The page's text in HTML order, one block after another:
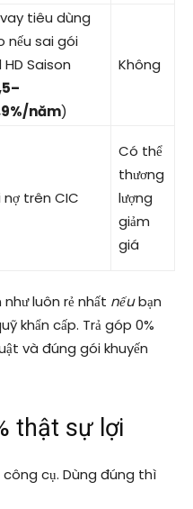
tiêu dùng
nếu sai gói
HD Saison
năm)
Không
nợ trên CIC
Có thể
thương
lượng
giảm
giá
luôn rẻ nhất nếubạn
khẩn cấp. Trả góp 0%
và đúng gói khuyến
thật sự lợi
công cụ. Dùng đúng thì